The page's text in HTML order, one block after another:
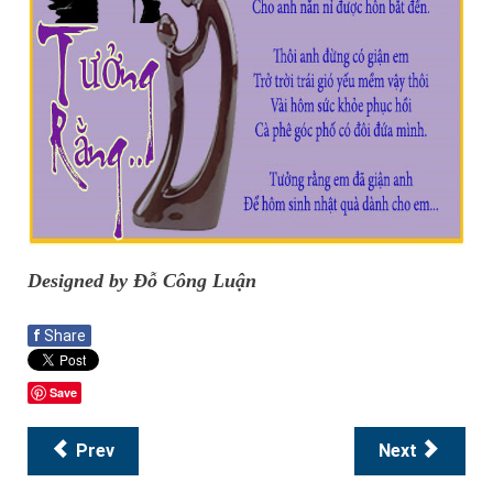
Designed by Đỗ Công Luận
f Share
Save
Prev Next